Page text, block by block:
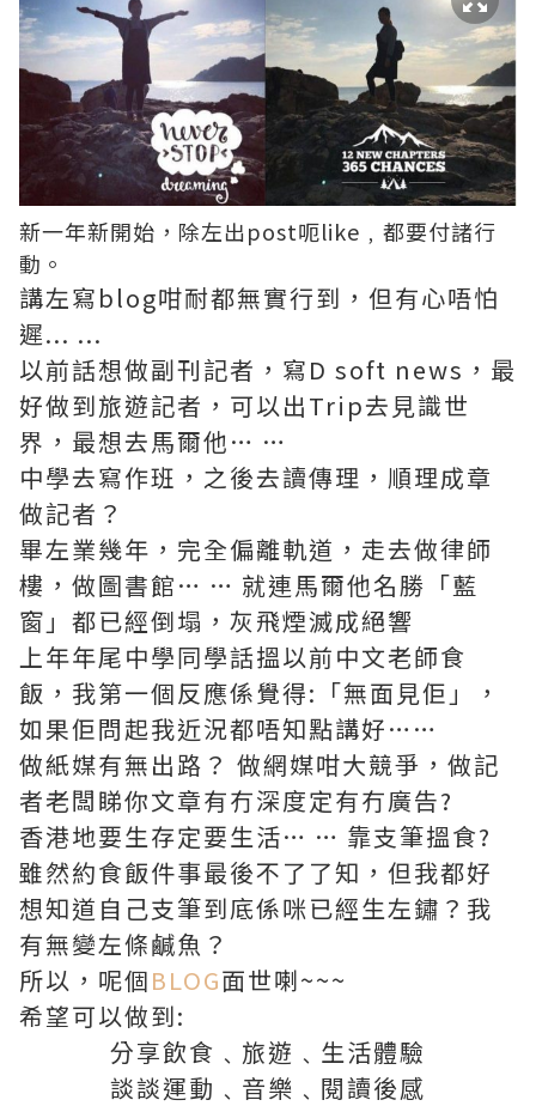
新一年新開始，除左出post呃like﹐都要付諸行
動。
講左寫blog咁耐都無實行到，但有心唔怕
遲... ...
以前話想做副刊記者，寫D soft news，最
好做到旅遊記者，可以出Trip去見識世
界，最想去馬爾他… …
中學去寫作班，之後去讀傳理，順理成章
做記者？
畢左業幾年，完全偏離軌道，走去做律師
樓，做圖書館… … 就連馬爾他名勝「藍
窗」都已經倒塌，灰飛煙滅成絕響
上年年尾中學同學話搵以前中文老師食
飯，我第一個反應係覺得:「無面見佢」，
如果佢問起我近況都唔知點講好……
做紙媒有無出路？ 做網媒咁大競爭，做記
者老闆睇你文章有冇深度定有冇廣告?
香港地要生存定要生活… … 靠支筆搵食?
雖然約食飯件事最後不了了知，但我都好
想知道自己支筆到底係咪已經生左鏽？我
有無變左條鹹魚？
所以，呢個BLOG面世喇~~~
希望可以做到:
分享飲食﹑旅遊﹑生活體驗
談談運動﹑音樂﹑閱讀後感